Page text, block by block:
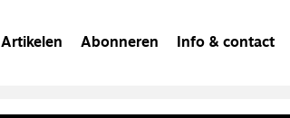
Artikelen Abonneren Info & contact